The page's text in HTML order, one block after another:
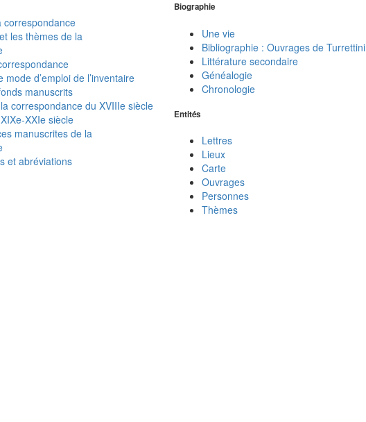
correspondance
les thèmes de la
mode d’emploi de l’inventaire
manuscrits
correspondance du XVIIIe siècle
XXIe siècle
manuscrites de la
et abréviations
Biographie
Une vie
Bibliographie : Ouvrages de Turrettini
Littérature secondaire
Généalogie
Chronologie
Entités
Lettres
Lieux
Carte
Ouvrages
Personnes
Thèmes